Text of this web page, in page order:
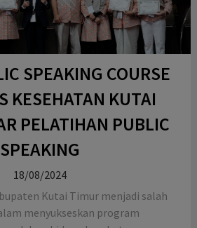
SPEAKING COURSE
KESEHATAN KUTAI
PELATIHAN PUBLIC
SPEAKING
18/08/2024
Kutai Timur menjadi salah
menyukseskan program